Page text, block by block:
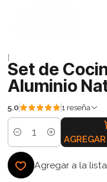
|
Set de
Aluminio
5.0 1 reseña
Cantidad
Agregar a la